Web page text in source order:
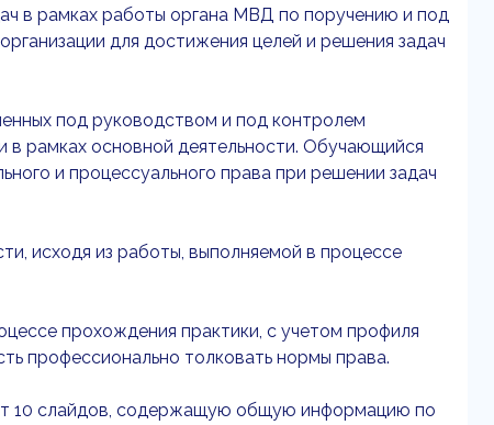
в рамках работы органа МВД по поручению и под
для достижения целей и решения задач
под руководством и под контролем
в рамках основной деятельности. Обучающийся
и процессуального права при решении задач
исходя из работы, выполняемой в процессе
прохождения практики, с учетом профиля
профессионально толковать нормы права.
10 слайдов, содержащую общую информацию по